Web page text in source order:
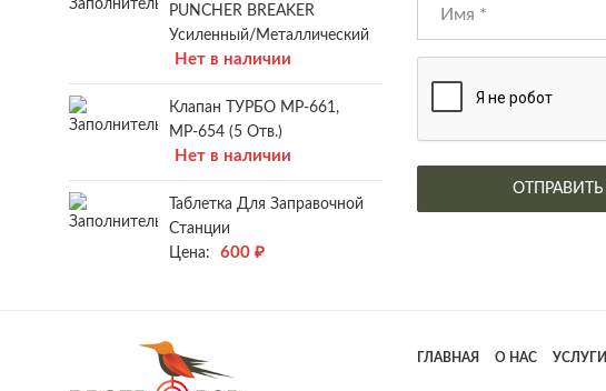
PUNCHER BREAKER
Усиленный/металлический
Нет в наличии
Клапан ТУРБО МР-661,
МР-654 (5 Отв.)
Нет в наличии
Таблетка Для Заправочной
Станции
Цена:
600 ₽
ГЛАВНАЯ О НАС УСЛУГИ